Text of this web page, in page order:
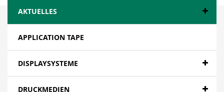
AKTUELLES
APPLICATION TAPE
DISPLAYSYSTEME
DRUCKMEDIEN